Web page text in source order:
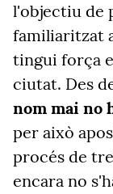
l'objectiu de
familiaritzat
tingui força
ciutat. Des
nom mai no
per això
procés de
encara no